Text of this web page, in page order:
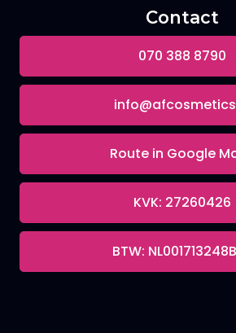
Contact
070 388 8790
Route in Google
KVK: 27260426
BTW: